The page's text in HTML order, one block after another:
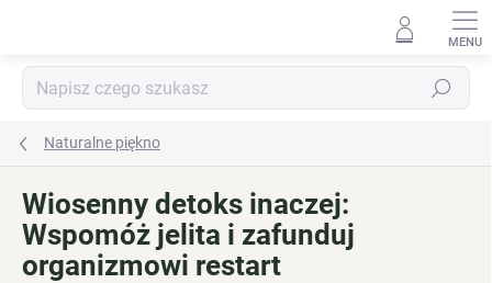
Szukaj
Naturalne piękno
Wiosenny detoks inaczej:
Wspomóż jelita i zafunduj
organizmowi restart